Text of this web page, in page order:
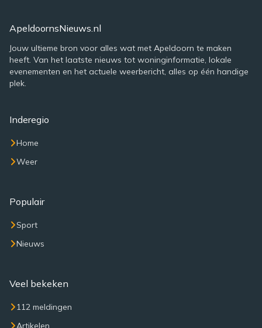
ApeldoornsNieuws.nl
Jouw ultieme bron voor alles wat met Apeldoorn te maken
heeft. Van het laatste nieuws tot woninginformatie, lokale
evenementen en het actuele weerbericht, alles op één handige
plek.
Inderegio
Home
Weer
Populair
Sport
Nieuws
Veel bekeken
112 meldingen
Artikelen